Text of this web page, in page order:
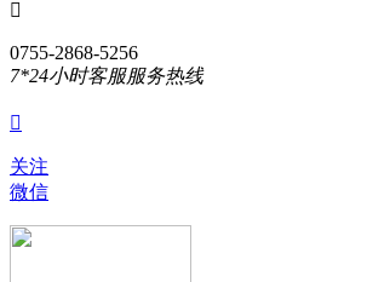

0755-2868-5256
7*24小时客服服务热线

关注
微信